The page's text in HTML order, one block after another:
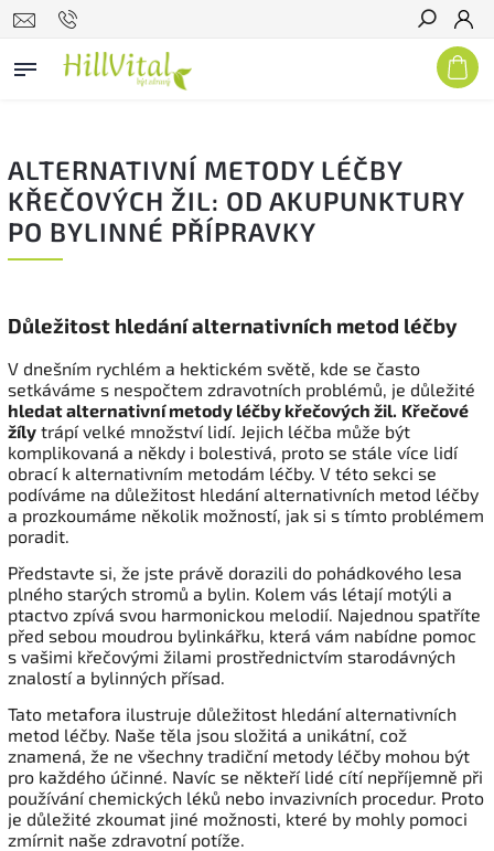
Hledat
ALTERNATIVNÍ METODY LÉČBY
KŘEČOVÝCH ŽIL: OD AKUPUNKTURY
PO BYLINNÉ PŘÍPRAVKY
Důležitost hledání alternativních metod léčby
V dnešním rychlém a hektickém světě, kde se často
setkáváme s nespočtem zdravotních problémů, je důležité
hledat alternativní metody léčby křečových žil. Křečové
žíly trápí velké množství lidí. Jejich léčba může být
komplikovaná a někdy i bolestivá, proto se stále více lidí
obrací k alternativním metodám léčby. V této sekci se
podíváme na důležitost hledání alternativních metod léčby
a prozkoumáme několik možností, jak si s tímto problémem
poradit.
Představte si, že jste právě dorazili do pohádkového lesa
plného starých stromů a bylin. Kolem vás létají motýli a
ptactvo zpívá svou harmonickou melodií. Najednou spatříte
před sebou moudrou bylinkářku, která vám nabídne pomoc
s vašimi křečovými žilami prostřednictvím starodávných
znalostí a bylinných přísad.
Tato metafora ilustruje důležitost hledání alternativních
metod léčby. Naše těla jsou složitá a unikátní, což
znamená, že ne všechny tradiční metody léčby mohou být
pro každého účinné. Navíc se někteří lidé cítí nepříjemně při
používání chemických léků nebo invazivních procedur. Proto
je důležité zkoumat jiné možnosti, které by mohly pomoci
zmírnit naše zdravotní potíže.